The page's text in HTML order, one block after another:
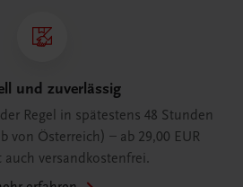
und zuverlässig
Regel in spätestens 48 Stunden
von Österreich) – ab 29,00 EUR
auch versandkostenfrei.